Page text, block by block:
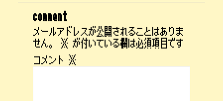
comment
メールアドレスが公開されることはありま
せん。
※ が付いている欄は必須項目です
コメント ※